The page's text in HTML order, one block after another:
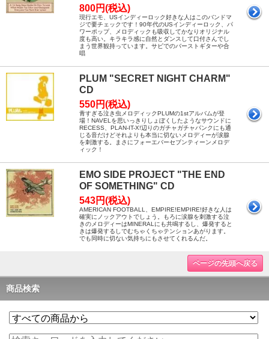
800円(税込)
現行エモ、USインディーロック好きな人はこのバンドマ
ジで要チェックです！90年代のUSインディーロック、パ
ワーポップ、メロディックも吸収してかなりオリジナル
度も高い。キラキラ感に自然とダンスして口付さんでし
まう世界観持っています。サビでのバーストギターや合
唱
PLUM "SECRET NIGHT CHARM"
CD
550円(税込)
青すぎる泣き虫メロディックPLUMの1stアルバムが登
場！NAVELを思いっきりしょぼくしたようなサウンドに
RECESS、PLAN-IT-X!辺りのガチャガチャパンクにも通
じる音だけどそれよりも本当に切ないメロディーが涙腺
を刺激する。まさにフォーエバーセブンティーンメロデ
ィック！
EMO SIDE PROJECT "THE END
OF SOMETHING" CD
543円(税込)
AMERICAN FOOTBALL、EMPIRE!EMPIRE!好きな人は
確実にノックアウトでしょう。もろに涙腺を刺激する泣
きのメロディーはMINERALにも共鳴するし、爆発すると
きは爆発するしでむちゃくちゃテンションあがります。
でも同時に切ない気持ちにもさせてくれるんだ。
ページの先頭へ戻る
商品検索